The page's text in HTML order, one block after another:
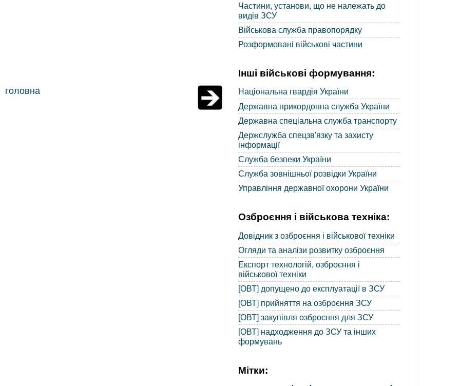
головна
Частини, установи, що не належать до
видів ЗСУ
Військова служба правопорядку
Розформовані військові частини
Інші військові формування:
Національна гвардія України
Державна прикордонна служба України
Державна спеціальна служба транспорту
Держслужба спецзв'язку та захисту
інформації
Служба безпеки України
Служба зовнішньої розвідки України
Управління державної охорони України
Озброєння і військова техніка:
Довідник з озброєння і військової техніки
Огляди та аналізи розвитку озброєння
Експорт технологій, озброєння і
військової техніки
[ОВТ] допущено до експлуатації в ЗСУ
[ОВТ] прийняття на озброєння ЗСУ
[ОВТ] закупівля озброєння для ЗСУ
[ОВТ] надходження до ЗСУ та інших
формувань
Мітки: